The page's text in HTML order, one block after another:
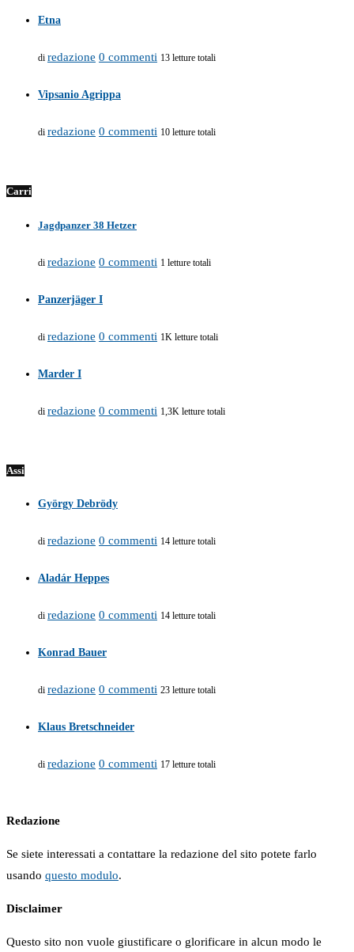
Etna
di redazione 0 commenti 13 letture totali
Vipsanio Agrippa
di redazione 0 commenti 10 letture totali
Carri
Jagdpanzer 38 Hetzer
di redazione 0 commenti 1 letture totali
Panzerjäger I
di redazione 0 commenti 1K letture totali
Marder I
di redazione 0 commenti 1,3K letture totali
Assi
György Debrödy
di redazione 0 commenti 14 letture totali
Aladár Heppes
di redazione 0 commenti 14 letture totali
Konrad Bauer
di redazione 0 commenti 23 letture totali
Klaus Bretschneider
di redazione 0 commenti 17 letture totali
Redazione
Se siete interessati a contattare la redazione del sito potete farlo
usando questo modulo.
Disclaimer
Questo sito non vuole giustificare o glorificare in alcun modo le